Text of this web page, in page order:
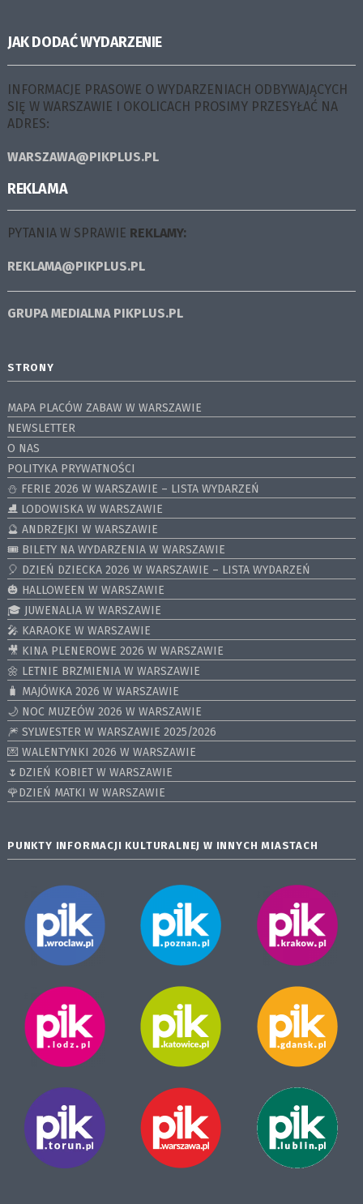
JAK DODAĆ WYDARZENIE
INFORMACJE PRASOWE O WYDARZENIACH ODBYWAJĄCYCH
SIĘ W WARSZAWIE I OKOLICACH PROSIMY PRZESYŁAĆ NA
ADRES:
WARSZAWA@PIKPLUS.PL
REKLAMA
PYTANIA W SPRAWIE REKLAMY:
REKLAMA@PIKPLUS.PL
GRUPA MEDIALNA PIKPLUS.PL
STRONY
MAPA PLACÓW ZABAW W WARSZAWIE
NEWSLETTER
O NAS
POLITYKA PRYWATNOŚCI
⛄️ FERIE 2026 W WARSZAWIE – LISTA WYDARZEŃ
⛸ LODOWISKA W WARSZAWIE
🔮 ANDRZEJKI W WARSZAWIE
🎟️ BILETY NA WYDARZENIA W WARSZAWIE
🎈 DZIEŃ DZIECKA 2026 W WARSZAWIE – LISTA WYDARZEŃ
🎃 HALLOWEEN W WARSZAWIE
🎓 JUWENALIA W WARSZAWIE
🎤 KARAOKE W WARSZAWIE
🎥 KINA PLENEROWE 2026 W WARSZAWIE
🌼 LETNIE BRZMIENIA W WARSZAWIE
🧳 MAJÓWKA 2026 W WARSZAWIE
🌙 NOC MUZEÓW 2026 W WARSZAWIE
🎆 SYLWESTER W WARSZAWIE 2025/2026
💌 WALENTYNKI 2026 W WARSZAWIE
🌷DZIEŃ KOBIET W WARSZAWIE
🌹DZIEŃ MATKI W WARSZAWIE
PUNKTY INFORMACJI KULTURALNEJ W INNYCH MIASTACH